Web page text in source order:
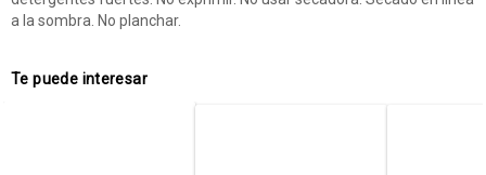
a la sombra. No planchar.
Te puede interesar